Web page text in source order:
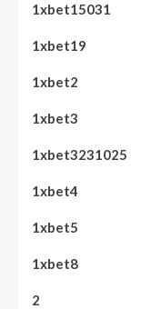
1xbet15031
1xbet19
1xbet2
1xbet3
1xbet3231025
1xbet4
1xbet5
1xbet8
2